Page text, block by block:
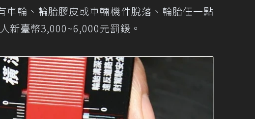
輪、輪胎膠皮或車輛機件脫落、輪胎任一點
新臺幣3,000~6,000元罰鍰。